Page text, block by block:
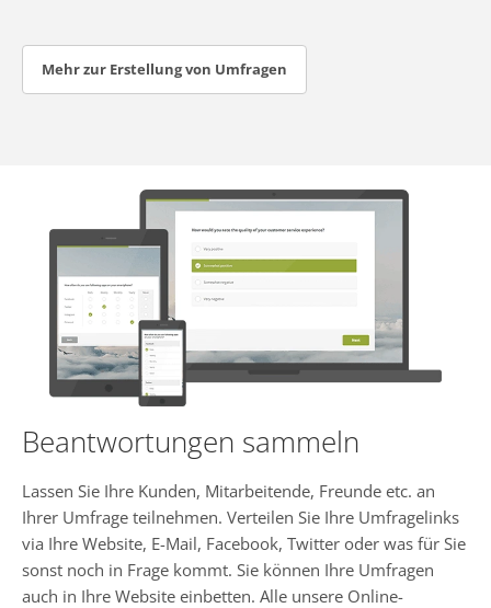
Mehr zur Erstellung von Umfragen
Beantwortungen sammeln
Lassen Sie Ihre Kunden, Mitarbeitende, Freunde etc. an
Ihrer Umfrage teilnehmen. Verteilen Sie Ihre Umfragelinks
via Ihre Website, E-Mail, Facebook, Twitter oder was für Sie
sonst noch in Frage kommt. Sie können Ihre Umfragen
auch in Ihre Website einbetten. Alle unsere Online-